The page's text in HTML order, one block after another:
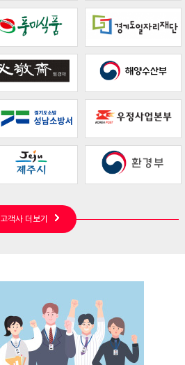
고객사 더보기